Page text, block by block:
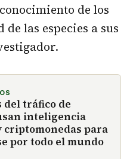
de los
las especies a sus
del tráfico de
inteligencia
para
por todo el mundo